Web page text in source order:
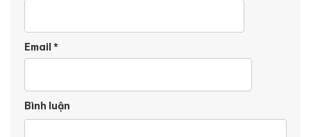
Email*
Bình luận